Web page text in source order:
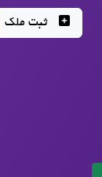
ثبت ملک